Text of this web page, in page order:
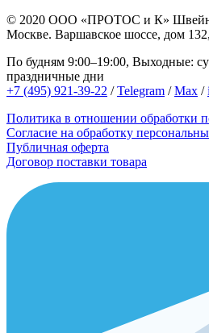
© 2020 ООО «ПРОТОС и К»
Москве. Варшавское шоссе, дом
По будням 9:00–19:00, Выходные:
праздничные дни
+7 (495) 921-39-22 /Telegram /Max /
Политика в отношении обработки
Согласие на обработку
Публичная оферта
Договор поставки товара